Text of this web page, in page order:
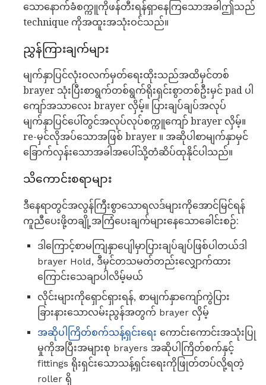
သောနောက်ခံစက္ကူကိုဖန်တီးရန်ရှာနေကြသောအခါဤသည်
technique ကိုအထူးအသုံးဝင်သည်။
ညွှန်ကြားချက်များ
မျက်နှာပြင်လုံးဝလက်မှတ်ရေးထိုးသည်အထိမှင်တစ်
brayer သုံးပြီးစာရွက်တစ်ရွက်ရိုးရှင်းစွာတစ်ဦးမှင် pad ပါ
ကျော်အသာလေး brayer လှိမ့်။ ပြားချပ်ချပ်အလုပ်
မျက်နှာပြင်ပေါ်တွင်အလုပ်လုပ်စက္ကူကျော် brayer လှိမ့်။
re-မှင်လိုအပ်သောအဖြစ် brayer ။ အဆိုပါစာမျက်နှာမှင်
ခြောက်လှန်းသောအခါအပေါ်သို့တံဆိပ်ထုနိုင်ပါသည်။
သိကောင်းစရာများ
ဒီနေရာတွင်အလွန်ကြီးစွာသောရလဒ်များကိုအောင်မြင်ရန်
ကူညီပေးဖို့တချို့အကြံပေးချက်များနေသောခေါင်းစဉ်:
ဒါကြောင့်စာမကျြနှာပျေါမှာပြားချပ်ချပ်ဖြစ်ပါတယ်ဒါ
brayer Hold, ဒီမှင်တသမတ်တည်းလျှောက်ထား
ကြောင်းသေချာပါလိမ့်မယ်
လိုင်းများကိုရှောင်ရှားရန်, စာမျက်နှာကျော်ကွဲပြား
ခြားနားသောလမ်းညွန်အတွက် brayer လှိမ့်
အဆိုပါကြိတ်စက်သန့်ရှင်းရေး ကောင်းကောင်းအသုံးပြု
မှုကိုအပြီးအများစု brayers အဆိုပါကြိတ်စက်နှင့်
fittings ရိုးရှင်းသောသန့်ရှင်းရေးကိုဖြုတ်တပ်လို့ရတဲ့
roller ရှိ